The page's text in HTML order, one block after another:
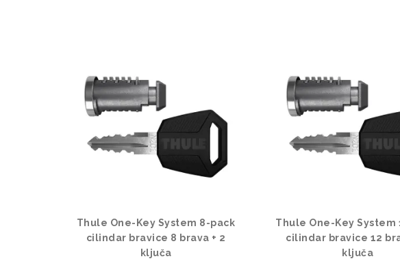
Thule One-Key System 8-pack
cilindar bravice 8 brava + 2
ključa
Thule One-Key System
cilindar bravice 12
ključa